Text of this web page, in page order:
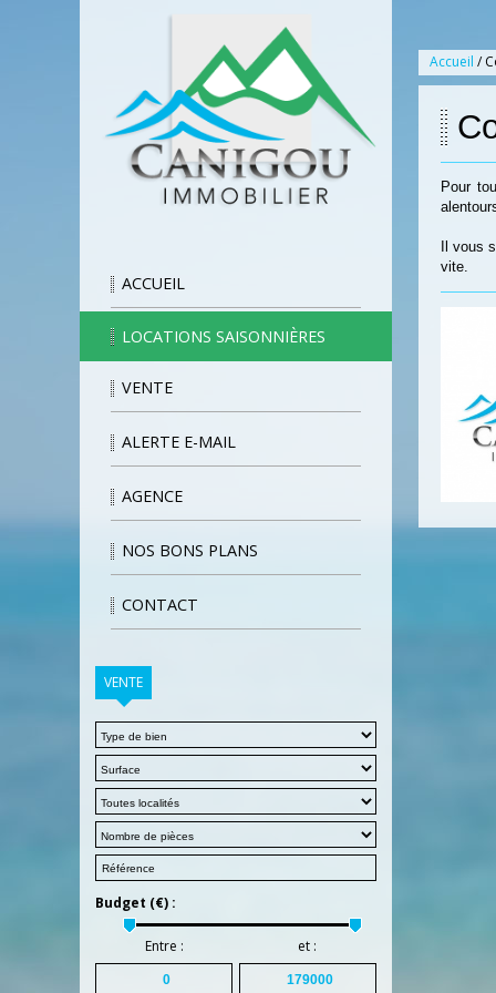
ACCUEIL
LOCATIONS SAISONNIÈRES
VENTE
ALERTE E-MAIL
AGENCE
NOS BONS PLANS
CONTACT
VENTE
Budget (€) :
Entre : et :
Accueil /
Pour
Il vous
vite.